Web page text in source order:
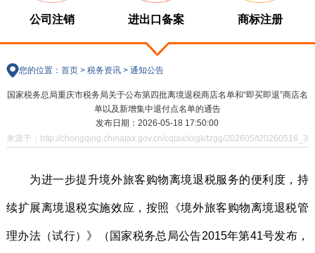
公司注销 进出口备案 商标注册
您的位置： 首页> 税务资讯> 通知公告
国家税务总局重庆市税务局关于公布第四批离境退税商店名单和“即买即退”商店名
单以及新增集中退付点名单的通告
发布日期：2026-05-18 17:50:00
来源于：http://chongqing.chinatax.gov.cn/cqtax/xxgk/tzgg/202605/
为进一步提升境外旅客购物离境退税服务的便利度，持
续扩展离境退税实施效应，按照《境外旅客购物离境退税管
理办法（试行）》（国家税务总局公告2015年第41号发布，